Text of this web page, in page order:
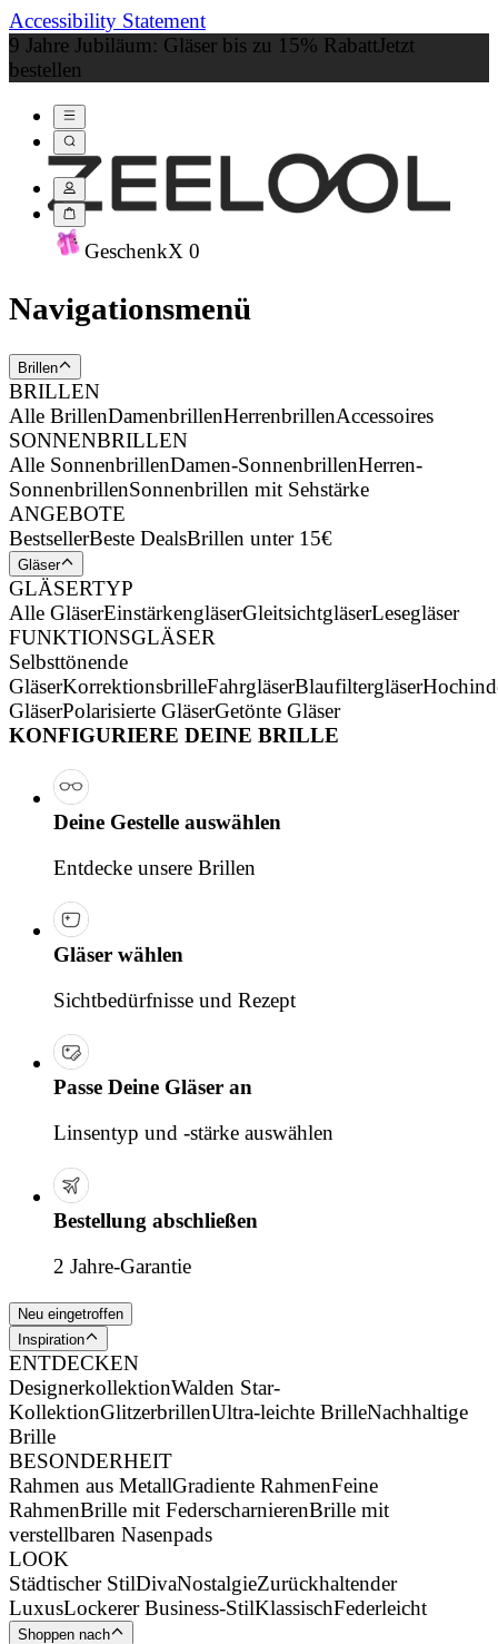
Accessibility Statement
9 Jahre Jubiläum: Gläser bis zu 15% RabattJetzt
bestellen
GeschenkX 0
Navigationsmenü
Brillen
BRILLEN
Alle BrillenDamenbrillenHerrenbrillenAccessoires
SONNENBRILLEN
Alle SonnenbrillenDamen-SonnenbrillenHerren-
SonnenbrillenSonnenbrillen mit Sehstärke
ANGEBOTE
BestsellerBeste DealsBrillen unter 15€
Gläser
GLÄSERTYP
Alle GläserEinstärkengläserGleitsichtgläserLesegläser
FUNKTIONSGLÄSER
Selbsttönende
GläserKorrektionsbrilleFahrgläserBlaufiltergläser
GläserPolarisierte GläserGetönte Gläser
KONFIGURIERE DEINE BRILLE
Deine Gestelle auswählen
Entdecke unsere Brillen
Gläser wählen
Sichtbedürfnisse und Rezept
Passe Deine Gläser an
Linsentyp und -stärke auswählen
Bestellung abschließen
2 Jahre-Garantie
Neu eingetroffen
Inspiration
ENTDECKEN
DesignerkollektionWalden Star-
KollektionGlitzerbrillenUltra-leichte BrilleNachhaltige
Brille
BESONDERHEIT
Rahmen aus MetallGradiente RahmenFeine
RahmenBrille mit FederscharnierenBrille mit
verstellbaren Nasenpads
LOOK
Städtischer StilDivaNostalgieZurückhaltender
LuxusLockerer Business-StilKlassischFederleicht
Shoppen nach